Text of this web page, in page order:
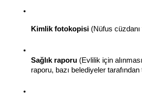
Kimlik fotokopisi (Nüfus
Sağlık raporu (Evlilik için
raporu, bazı belediyeler tarafından